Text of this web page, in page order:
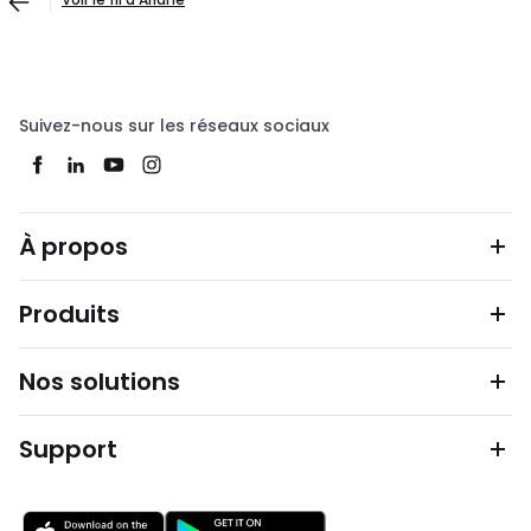
Suivez-nous sur les réseaux sociaux
À propos
Produits
Nos solutions
Support